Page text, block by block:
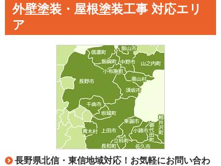
外壁塗装・屋根塗装工事 対応エリ
ア
長野県北信・東信地域対応！お気軽にお問い合わ